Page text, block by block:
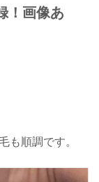
！画像あ
も順調です。